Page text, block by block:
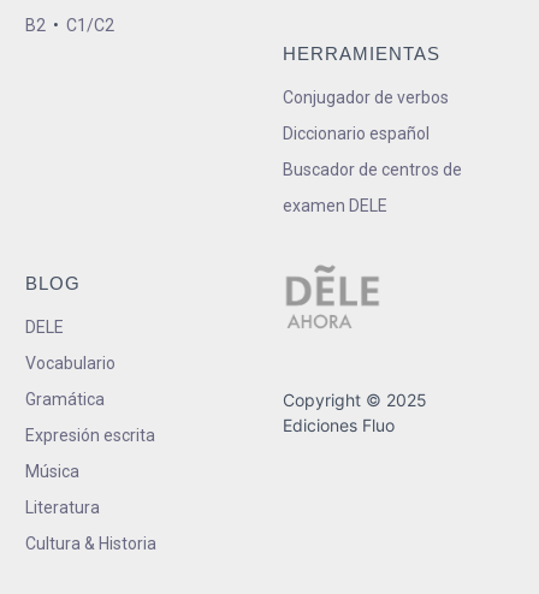
B2 • C1/C2
HERRAMIENTAS
Conjugador de verbos
Diccionario español
Buscador de centros de
examen DELE
BLOG
DELE
Vocabulario
Gramática
Expresión escrita
Música
Literatura
Cultura & Historia
Copyright © 2025
Ediciones Fluo